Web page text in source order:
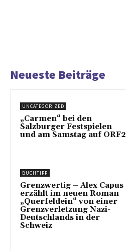
Neueste Beiträge
UNCATEGORIZED
„Carmen“ bei den
Salzburger Festspielen
und am Samstag auf ORF2
BUCHTIPP
Grenzwertig – Alex Capus
erzählt im neuen Roman
„Querfeldein“ von einer
Grenzverletzung Nazi-
Deutschlands in der
Schweiz